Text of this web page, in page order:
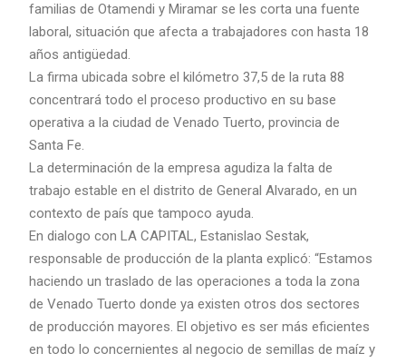
familias de Otamendi y Miramar se les corta una fuente
laboral, situación que afecta a trabajadores con hasta 18
años antigüedad.
La firma ubicada sobre el kilómetro 37,5 de la ruta 88
concentrará todo el proceso productivo en su base
operativa a la ciudad de Venado Tuerto, provincia de
Santa Fe.
La determinación de la empresa agudiza la falta de
trabajo estable en el distrito de General Alvarado, en un
contexto de país que tampoco ayuda.
En dialogo con LA CAPITAL, Estanislao Sestak,
responsable de producción de la planta explicó: “Estamos
haciendo un traslado de las operaciones a toda la zona
de Venado Tuerto donde ya existen otros dos sectores
de producción mayores. El objetivo es ser más eficientes
en todo lo concernientes al negocio de semillas de maíz y